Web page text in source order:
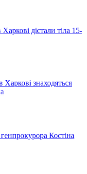
дістали тіла 15-
Харкові знаходяться
Костіна